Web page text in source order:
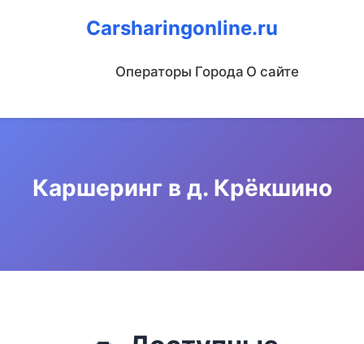
Carsharingonline.ru
Операторы Города О сайте
Каршеринг в д. Крёкшино